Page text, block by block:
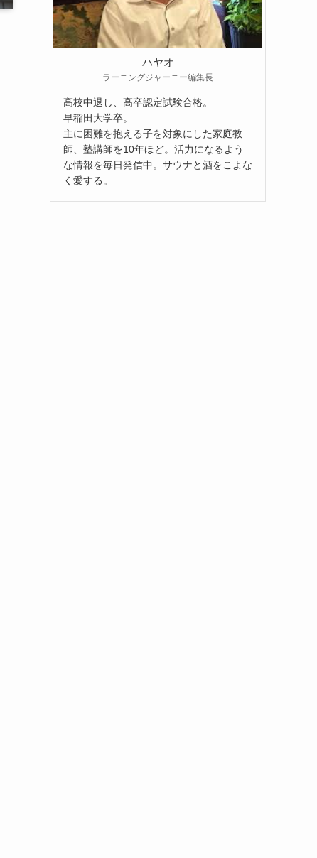
ハヤオ
ラーニングジャーニー編集長
高校中退し、高卒認定試験合格。
早稲田大学卒。
主に困難を抱える子を対象にした家庭教
師、塾講師を10年ほど。活力になるよう
な情報を毎日発信中。サウナと酒をこよな
く愛する。